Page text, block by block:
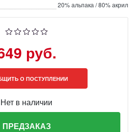
20% альпака / 80% акрил
руб.
О ПОСТУПЛЕНИИ
Нет в наличии
ПРЕДЗАКАЗ